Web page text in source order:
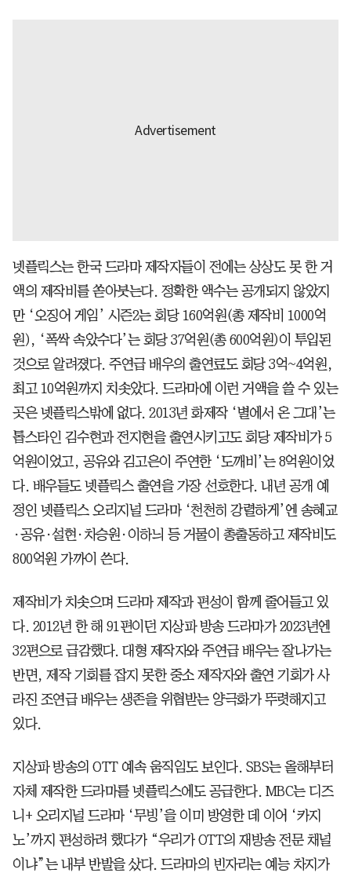
넷플릭스는 한국 드라마 제작자들이 전에는 상상도 못 한 거
액의 제작비를 쏟아붓는다. 정확한 액수는 공개되지 않았지
만 ‘오징어 게임’ 시즌2는 회당 160억원(총 제작비 1000억
원), ‘폭싹 속았수다’는 회당 37억원(총 600억원)이 투입된
것으로 알려졌다. 주연급 배우의 출연료도 회당 3억~4억원,
최고 10억원까지 치솟았다. 드라마에 이런 거액을 쓸 수 있는
곳은 넷플릭스밖에 없다. 2013년 화제작 ‘별에서 온 그대’는
톱스타인 김수현과 전지현을 출연시키고도 회당 제작비가 5
억원이었고, 공유와 김고은이 주연한 ‘도깨비’는 8억원이었
다. 배우들도 넷플릭스 출연을 가장 선호한다. 내년 공개 예
정인 넷플릭스 오리지널 드라마 ‘천천히 강렬하게’엔 송혜교
·공유·설현·차승원·이하늬 등 거물이 총출동하고 제작비도
800억원 가까이 쓴다.
제작비가 치솟으며 드라마 제작과 편성이 함께 줄어들고 있
다. 2012년 한 해 91편이던 지상파 방송 드라마가 2023년엔
32편으로 급감했다. 대형 제작자와 주연급 배우는 잘나가는
반면, 제작 기회를 잡지 못한 중소 제작자와 출연 기회가 사
라진 조연급 배우는 생존을 위협받는 양극화가 뚜렷해지고
있다.
지상파 방송의 OTT 예속 움직임도 보인다. SBS는 올해부터
자체 제작한 드라마를 넷플릭스에도 공급한다. MBC는 디즈
니+ 오리지널 드라마 ‘무빙’을 이미 방영한 데 이어 ‘카지
노’까지 편성하려 했다가 “우리가 OTT의 재방송 전문 채널
이냐”는 내부 반발을 샀다. 드라마의 빈자리는 예능 차지가